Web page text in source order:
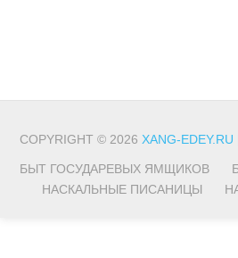
COPYRIGHT © 2026 XANG-
БЫТ ГОСУДАРЕВЫХ ЯМЩИКОВ
НАСКАЛЬНЫЕ ПИСАНИЦЫ